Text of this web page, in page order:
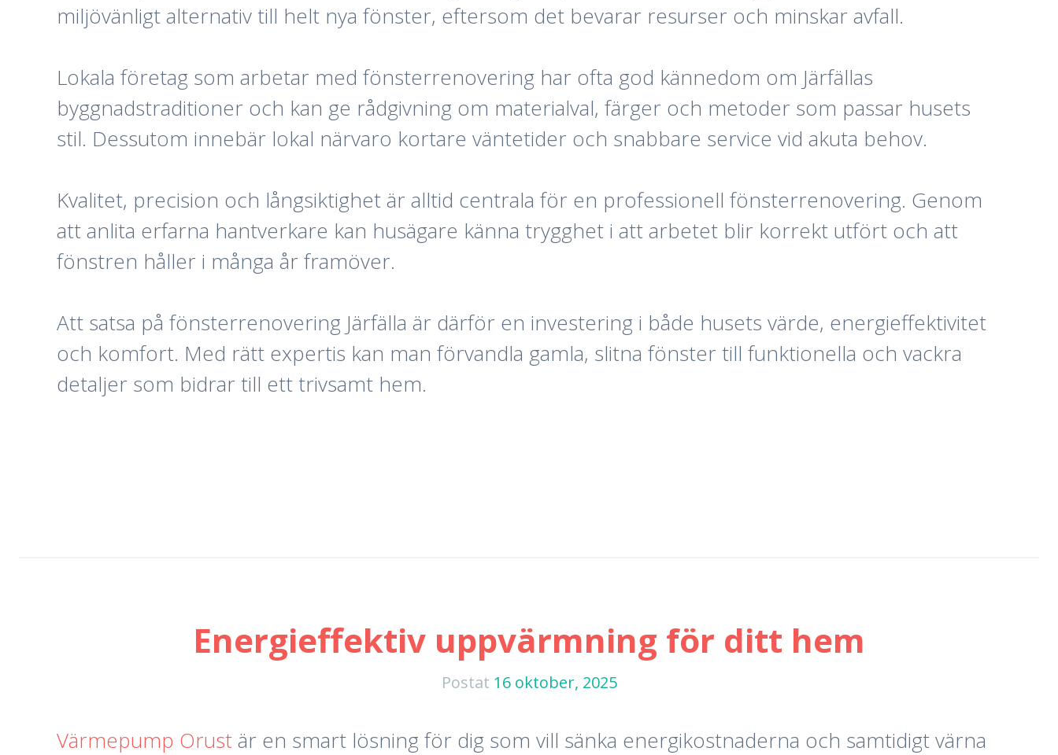
miljövänligt alternativ till helt nya fönster, eftersom det bevarar resurser och minskar avfall.
Lokala företag som arbetar med fönsterrenovering har ofta god kännedom om Järfällas
byggnadstraditioner och kan ge rådgivning om materialval, färger och metoder som passar husets
stil. Dessutom innebär lokal närvaro kortare väntetider och snabbare service vid akuta behov.
Kvalitet, precision och långsiktighet är alltid centrala för en professionell fönsterrenovering. Genom
att anlita erfarna hantverkare kan husägare känna trygghet i att arbetet blir korrekt utfört och att
fönstren håller i många år framöver.
Att satsa på fönsterrenovering Järfälla är därför en investering i både husets värde, energieffektivitet
och komfort. Med rätt expertis kan man förvandla gamla, slitna fönster till funktionella och vackra
detaljer som bidrar till ett trivsamt hem.
Energieffektiv uppvärmning för ditt hem
Postat 16 oktober, 2025
Värmepump Orustär en smart lösning för dig som vill sänka energikostnaderna och samtidigt värna